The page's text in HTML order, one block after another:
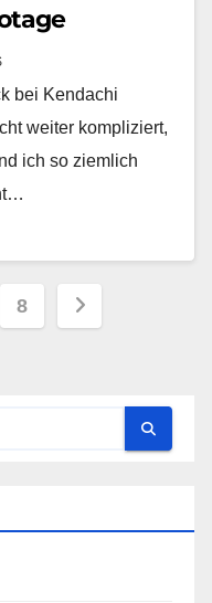
bei Kendachi
weiter kompliziert,
ich so ziemlich
8